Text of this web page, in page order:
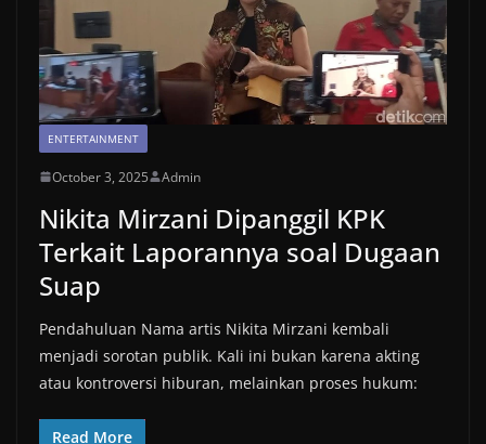
ENTERTAINMENT
October 3, 2025 Admin
Nikita Mirzani Dipanggil KPK
Terkait Laporannya soal Dugaan
Suap
Pendahuluan Nama artis Nikita Mirzani kembali
menjadi sorotan publik. Kali ini bukan karena akting
atau kontroversi hiburan, melainkan proses hukum:
Read More